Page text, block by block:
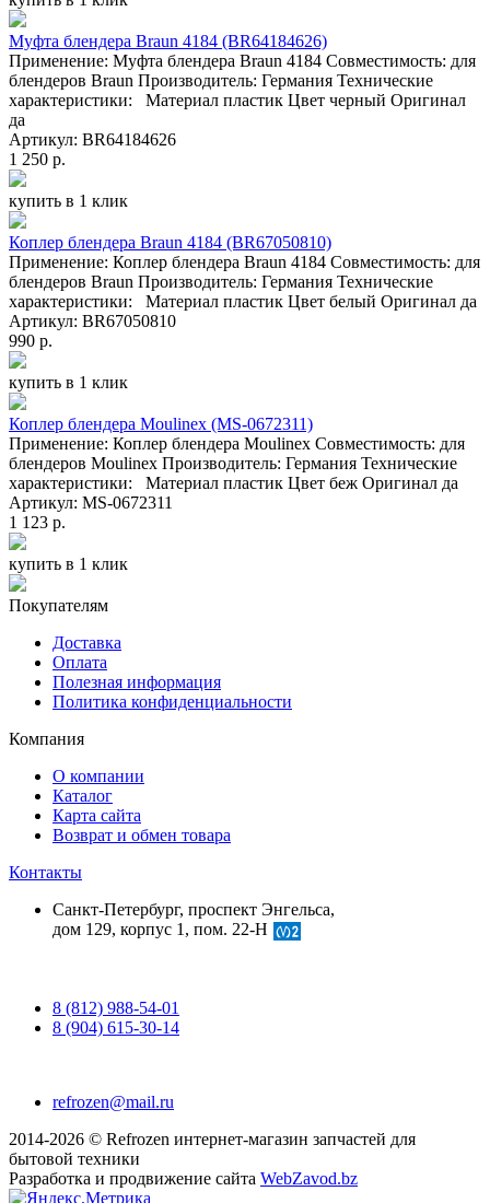
Муфта блендера Braun 4184 (BR64184626)
Применение: Муфта блендера Braun 4184 Совместимость: для
блендеров Braun Производитель: Германия Технические
характеристики: Материал пластик Цвет черный Оригинал
да
Артикул: BR64184626
1 250 р.
купить в 1 клик
Коплер блендера Braun 4184 (BR67050810)
Применение: Коплер блендера Braun 4184 Совместимость: для
блендеров Braun Производитель: Германия Технические
характеристики: Материал пластик Цвет белый Оригинал да
Артикул: BR67050810
990 р.
купить в 1 клик
Коплер блендера Moulinex (MS-0672311)
Применение: Коплер блендера Moulinex Совместимость: для
блендеров Moulinex Производитель: Германия Технические
характеристики: Материал пластик Цвет беж Оригинал да
Артикул: MS-0672311
1 123 р.
купить в 1 клик
Покупателям
Доставка
Оплата
Полезная информация
Политика конфиденциальности
Компания
О компании
Каталог
Карта сайта
Возврат и обмен товара
Контакты
Санкт-Петербург, проспект Энгельса,
дом 129, корпус 1, пом. 22-Н
8 (812) 988-54-01
8 (904) 615-30-14
refrozen@mail.ru
2014-2026 © Refrozen интернет-магазин запчастей для
бытовой техники
Разработка и продвижение сайта WebZavod.bz